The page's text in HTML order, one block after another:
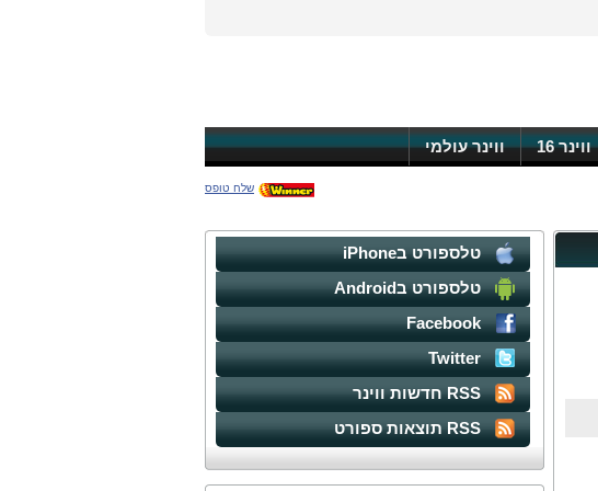
ווינר 16 ווינר עולמי
שלח טופס
טלספורט בiPhone
טלספורט בAndroid
Facebook
Twitter
RSS חדשות ווינר
RSS תוצאות ספורט